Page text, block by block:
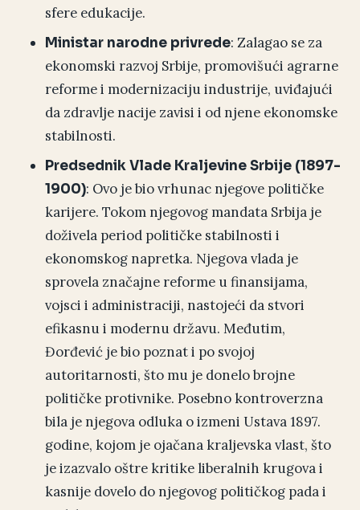
sfere edukacije.
Ministar narodne privrede: Zalagao se za
ekonomski razvoj Srbije, promovišući agrarne
reforme i modernizaciju industrije, uviđajući
da zdravlje nacije zavisi i od njene ekonomske
stabilnosti.
Predsednik Vlade Kraljevine Srbije (1897-
1900): Ovo je bio vrhunac njegove političke
karijere. Tokom njegovog mandata Srbija je
doživela period političke stabilnosti i
ekonomskog napretka. Njegova vlada je
sprovela značajne reforme u finansijama,
vojsci i administraciji, nastojeći da stvori
efikasnu i modernu državu. Međutim,
Đorđević je bio poznat i po svojoj
autoritarnosti, što mu je donelo brojne
političke protivnike. Posebno kontroverzna
bila je njegova odluka o izmeni Ustava 1897.
godine, kojom je ojačana kraljevska vlast, što
je izazvalo oštre kritike liberalnih krugova i
kasnije dovelo do njegovog političkog pada i